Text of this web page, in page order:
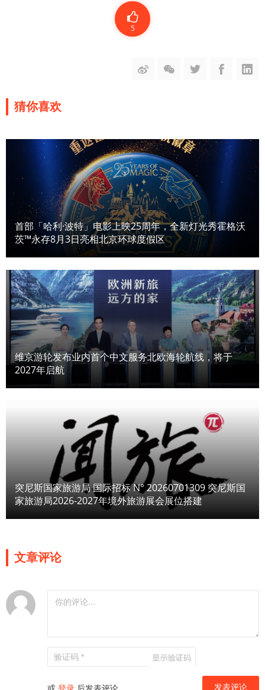
5
猜你喜欢
首部「哈利·波特」电影上映25周年，全新灯光秀霍格沃
茨™永存8月3日亮相北京环球度假区
维京游轮发布业内首个中文服务北欧海轮航线，将于
2027年启航
突尼斯国家旅游局 国际招标 N° 20260701309 突尼斯国
家旅游局2026-2027年境外旅游展会展位搭建
文章评论
或 登录 后发表评论